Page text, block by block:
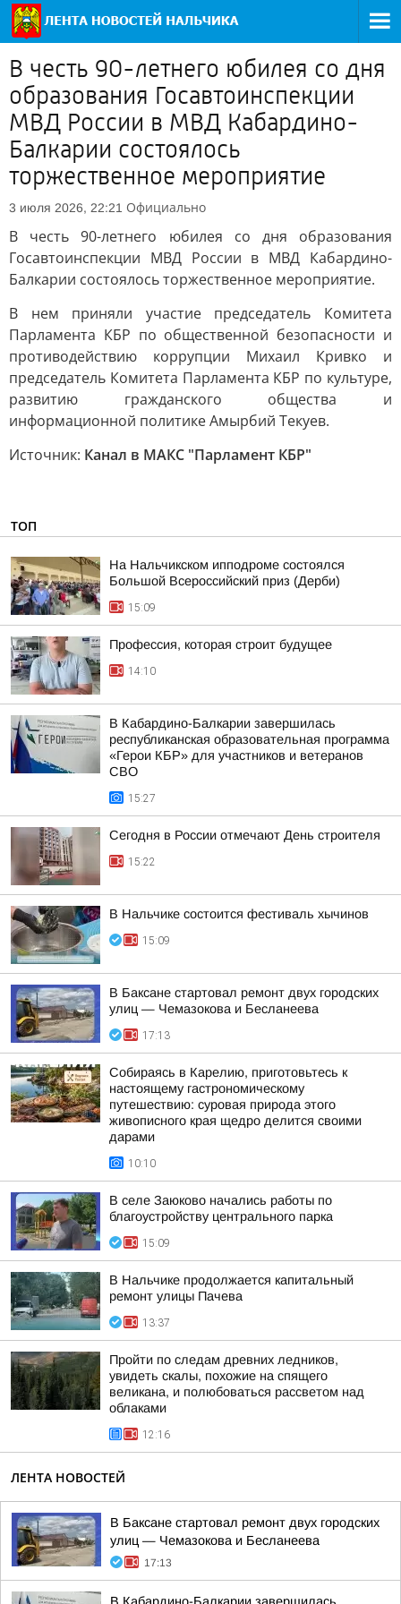
В честь 90-летнего юбилея со дня
образования Госавтоинспекции
МВД России в МВД Кабардино-
Балкарии состоялось
торжественное мероприятие
3 июля 2026, 22:21 Официально
В честь 90-летнего юбилея со дня образования
Госавтоинспекции МВД России в МВД Кабардино-
Балкарии состоялось торжественное мероприятие.
В нем приняли участие председатель Комитета
Парламента КБР по общественной безопасности и
противодействию коррупции Михаил Кривко и
председатель Комитета Парламента КБР по культуре,
развитию гражданского общества и
информационной политике Амырбий Текуев.
Источник: Канал в МАКС "Парламент КБР"
ТОП
На Нальчикском ипподроме состоялся
Большой Всероссийский приз (Дерби)
15:09
Профессия, которая строит будущее
14:10
В Кабардино-Балкарии завершилась
республиканская образовательная программа
«Герои КБР» для участников и ветеранов
СВО
15:27
Сегодня в России отмечают День строителя
15:22
В Нальчике состоится фестиваль хычинов
15:09
В Баксане стартовал ремонт двух городских
улиц — Чемазокова и Бесланеева
17:13
Собираясь в Карелию, приготовьтесь к
настоящему гастрономическому
путешествию: суровая природа этого
живописного края щедро делится своими
дарами
10:10
В селе Заюково начались работы по
благоустройству центрального парка
15:09
В Нальчике продолжается капитальный
ремонт улицы Пачева
13:37
Пройти по следам древних ледников,
увидеть скалы, похожие на спящего
великана, и полюбоваться рассветом над
облаками
12:16
ЛЕНТА НОВОСТЕЙ
В Баксане стартовал ремонт двух городских
улиц — Чемазокова и Бесланеева
17:13